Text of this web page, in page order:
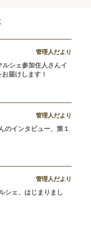
管理人だより
ルシェ参加住人さんイ
届けします！
管理人だより
のインタビュー、第１
管理人だより
シェ、はじまりまし